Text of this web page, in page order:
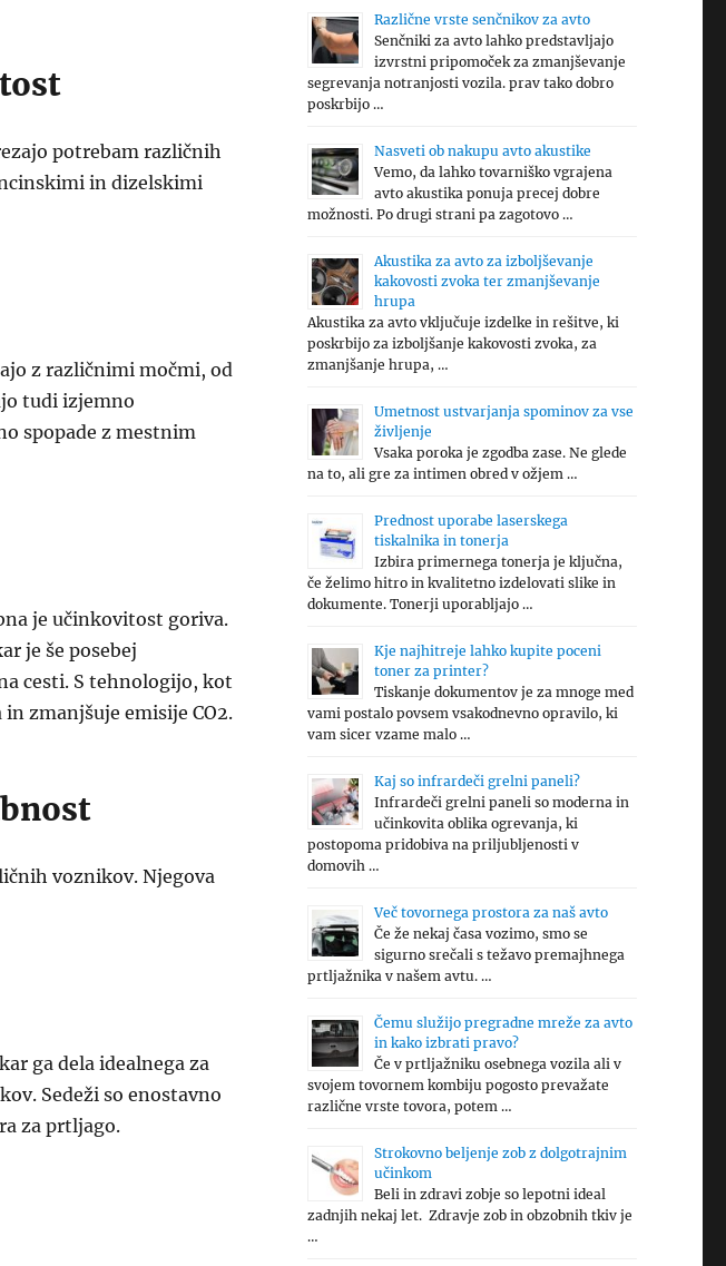
potrebam različnih
in dizelskimi
z različnimi močmi, od
tudi izjemno
spopade z mestnim
je učinkovitost goriva.
je še posebej
cesti. S tehnologijo, kot
zmanjšuje emisije CO2.
voznikov. Njegova
ga dela idealnega za
Sedeži so enostavno
za prtljago.
Različne vrste senčnikov za avto
Senčniki za avto lahko predstavljajo
izvrstni pripomoček za zmanjševanje
segrevanja notranjosti vozila. prav tako dobro
poskrbijo …
Nasveti ob nakupu avto akustike
Vemo, da lahko tovarniško vgrajena
avto akustika ponuja precej dobre
možnosti. Po drugi strani pa zagotovo …
Akustika za avto za izboljševanje
kakovosti zvoka ter zmanjševanje
hrupa
Akustika za avto vključuje izdelke in rešitve, ki
poskrbijo za izboljšanje kakovosti zvoka, za
zmanjšanje hrupa, …
Umetnost ustvarjanja spominov za vse
življenje
Vsaka poroka je zgodba zase. Ne glede
na to, ali gre za intimen obred v ožjem …
Prednost uporabe laserskega
tiskalnika in tonerja
Izbira primernega tonerja je ključna,
če želimo hitro in kvalitetno izdelovati slike in
dokumente. Tonerji uporabljajo …
Kje najhitreje lahko kupite poceni
toner za printer?
Tiskanje dokumentov je za mnoge med
vami postalo povsem vsakodnevno opravilo, ki
vam sicer vzame malo …
Kaj so infrardeči grelni paneli?
Infrardeči grelni paneli so moderna in
učinkovita oblika ogrevanja, ki
postopoma pridobiva na priljubljenosti v
domovih …
Več tovornega prostora za naš avto
Če že nekaj časa vozimo, smo se
sigurno srečali s težavo premajhnega
prtljažnika v našem avtu. …
Čemu služijo pregradne mreže za avto
in kako izbrati pravo?
Če v prtljažniku osebnega vozila ali v
svojem tovornem kombiju pogosto prevažate
različne vrste tovora, potem …
Strokovno beljenje zob z dolgotrajnim
učinkom
Beli in zdravi zobje so lepotni ideal
zadnjih nekaj let. Zdravje zob in obzobnih tkiv je
…